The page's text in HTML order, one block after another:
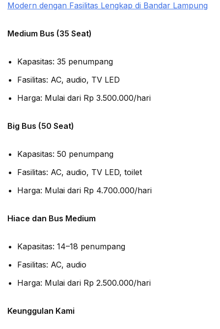
Modern dengan Fasilitas Lengkap di Bandar Lampung
Medium Bus (35 Seat)
Kapasitas: 35 penumpang
Fasilitas: AC, audio, TV LED
Harga: Mulai dari Rp 3.500.000/hari
Big Bus (50 Seat)
Kapasitas: 50 penumpang
Fasilitas: AC, audio, TV LED, toilet
Harga: Mulai dari Rp 4.700.000/hari
Hiace dan Bus Medium
Kapasitas: 14–18 penumpang
Fasilitas: AC, audio
Harga: Mulai dari Rp 2.500.000/hari
Keunggulan Kami